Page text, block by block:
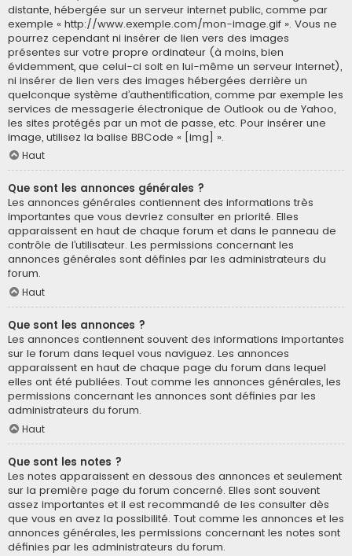
distante, hébergée sur un serveur internet public, comme par
exemple « http://www.exemple.com/mon-image.gif ». Vous ne
pourrez cependant ni insérer de lien vers des images
présentes sur votre propre ordinateur (à moins, bien
évidemment, que celui-ci soit en lui-même un serveur internet),
ni insérer de lien vers des images hébergées derrière un
quelconque système d’authentification, comme par exemple les
services de messagerie électronique de Outlook ou de Yahoo,
les sites protégés par un mot de passe, etc. Pour insérer une
image, utilisez la balise BBCode « [img] ».
Haut
Que sont les annonces générales ?
Les annonces générales contiennent des informations très
importantes que vous devriez consulter en priorité. Elles
apparaissent en haut de chaque forum et dans le panneau de
contrôle de l’utilisateur. Les permissions concernant les
annonces générales sont définies par les administrateurs du
forum.
Haut
Que sont les annonces ?
Les annonces contiennent souvent des informations importantes
sur le forum dans lequel vous naviguez. Les annonces
apparaissent en haut de chaque page du forum dans lequel
elles ont été publiées. Tout comme les annonces générales, les
permissions concernant les annonces sont définies par les
administrateurs du forum.
Haut
Que sont les notes ?
Les notes apparaissent en dessous des annonces et seulement
sur la première page du forum concerné. Elles sont souvent
assez importantes et il est recommandé de les consulter dès
que vous en avez la possibilité. Tout comme les annonces et les
annonces générales, les permissions concernant les notes sont
définies par les administrateurs du forum.